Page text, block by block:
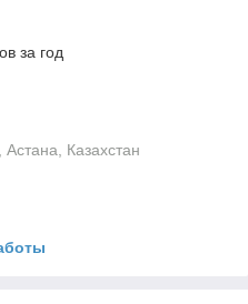
за год
Казахстан